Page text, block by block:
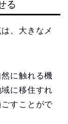
る
、大きなメ
に触れる機
に移住すれ
すことがで